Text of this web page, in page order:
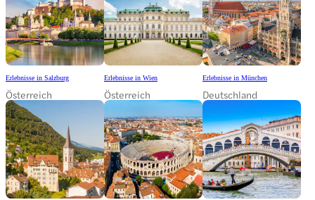
Erlebnisse in Salzburg
Österreich
Erlebnisse in Wien
Österreich
Erlebnisse in München
Deutschland